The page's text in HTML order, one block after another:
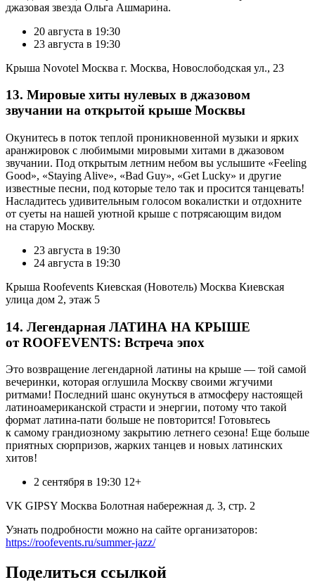
джазовая звезда Ольга Ашмарина.
20 августа в 19:30
23 августа в 19:30
Крыша Novotel Москва г. Москва, Новослободская ул., 23
13. Мировые хиты нулевых в джазовом
звучании на открытой крыше Москвы
Окунитесь в поток теплой проникновенной музыки и ярких
аранжировок с любимыми мировыми хитами в джазовом
звучании. Под открытым летним небом вы услышите «Feeling
Good», «Staying Alive», «Bad Guy», «Get Lucky» и другие
известные песни, под которые тело так и просится танцевать!
Насладитесь удивительным голосом вокалистки и отдохните
от суеты на нашей уютной крыше с потрясающим видом
на старую Москву.
23 августа в 19:30
24 августа в 19:30
Крыша Roofevents Киевская (Новотель) Москва Киевская
улица дом 2, этаж 5
14. Легендарная ЛАТИНА НА КРЫШЕ
от ROOFEVENTS: Встреча эпох
Это возвращение легендарной латины на крыше — той самой
вечеринки, которая оглушила Москву своими жгучими
ритмами! Последний шанс окунуться в атмосферу настоящей
латиноамериканской страсти и энергии, потому что такой
формат латина-пати больше не повторится! Готовьтесь
к самому грандиозному закрытию летнего сезона! Еще больше
приятных сюрпризов, жарких танцев и новых латинских
хитов!
2 сентября в 19:30 12+
VK GIPSY Москва Болотная набережная д. 3, стр. 2
Узнать подробности можно на сайте организаторов:
https://roofevents.ru/summer-jazz/
Поделиться ссылкой